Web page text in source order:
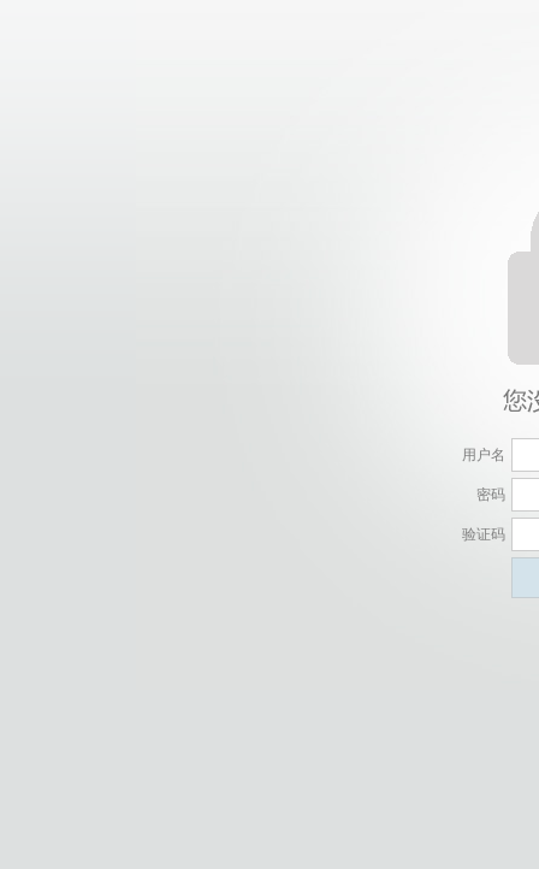
用户名
密码
验证码